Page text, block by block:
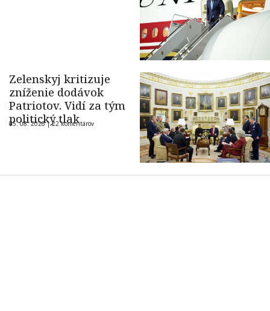
Zelenskyj kritizuje
zníženie dodávok
Patriotov. Vidí za tým
politický tlak
05. 08. 2026 |22 komentárov